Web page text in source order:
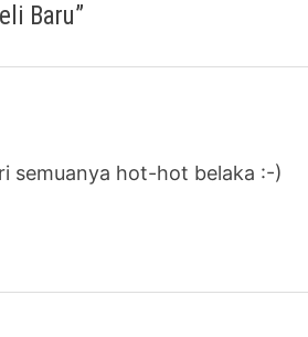
Baru”
semuanya hot-hot belaka :-)